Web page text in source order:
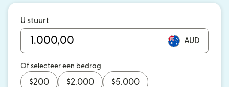
U stuurt
AUD
Of selecteer een bedrag
$200 $2.000 $5.000